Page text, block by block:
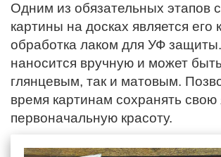
Одним из обязательных этапов
картины на досках является его
обработка лаком для УФ
наносится вручную и может
глянцевым, так и матовым.
время картинам сохранять свою
первоначальную красоту.